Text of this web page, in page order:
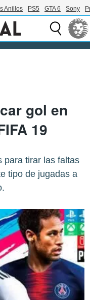
Anillos PS5 GTA 6 Sony
gol en
19
para tirar las faltas
tipo de jugadas a